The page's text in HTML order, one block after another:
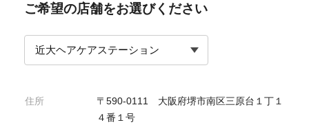
ご希望の店舗をお選びください
住所
〒590-0111 大阪府堺市南区三原台１丁１
４番１号